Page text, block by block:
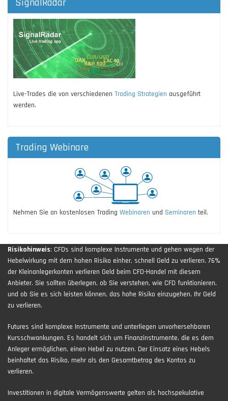
Live-Trades die von verschiedenen Trading Strategien ausgeführt
werden.
Trading Webinare
Nehmen Sie an kostenlosen Trading Webinaren und Seminaren teil.
Risikohinweis: CFDs sind komplexe Instrumente und gehen wegen der
Hebelwirkung mit dem hohen Risiko einher, schnell Geld zu verlieren. 76%
der Kleinanlegerkonten verlieren Geld beim CFD-Handel mit diesem
Anbieter. Sie sollten überlegen, ob Sie verstehen, wie CFD funktionieren,
und ob Sie es sich leisten können, das hohe Risiko einzugehen, Ihr Geld
zu verlieren.
Futures sind komplexe Instrumente und unterliegen unvorhersehbaren
Kursschwankungen. Es handelt sich um Finanzinstrumente, die es dem
Anleger ermöglichen, einen Hebel zu nutzen. Der Einsatz eines Hebels
beinhaltet das Risiko, mehr als den Gesamtbetrag des Kontos zu
verlieren.
Investitionen in digitale Vermögenswerte gelten als hochspekulative